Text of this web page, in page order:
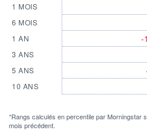
1 MOIS
6 MOIS
1 AN
3 ANS
5 ANS
10 ANS
-
*Rangs calculés en percentile par Morningstar
mois précédent.